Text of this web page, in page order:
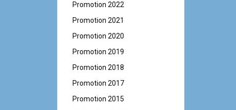
Promotion 2022
Promotion 2021
Promotion 2020
Promotion 2019
Promotion 2018
Promotion 2017
Promotion 2015